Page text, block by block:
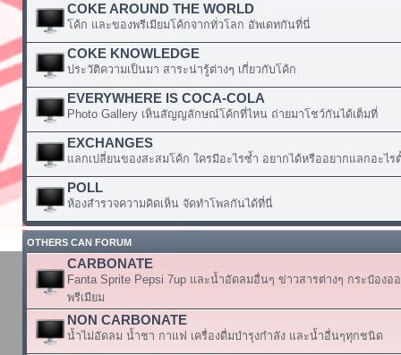
COKE AROUND THE WORLD
โค้ก และของพรีเมียมโค้กจากทั่วโลก อัพเดทกันที่นี่
COKE KNOWLEDGE
ประวัติความเป็นมา สาระน่ารู้ต่างๆ เกี่ยวกับโค้ก
EVERYWHERE IS COCA-COLA
Photo Gallery เห็นสัญญลักษณ์โค้กที่ไหน ถ่ายมาโชว์กันได้เต็มที่
EXCHANGES
แลกเปลี่ยนของสะสมโค้ก ใครมีอะไรซ้ำ อยากได้หรืออยากแลกอะไร
POLL
ห้องสำรวจความคิดเห็น จัดทำโพลกันได้ที่นี่
OTHERS CAN FORUM
CARBONATE
Fanta Sprite Pepsi 7up และน้ำอัดลมอื่นๆ ข่าวสารต่างๆ กระป๋องอ
พรีเมียม
NON CARBONATE
น้ำไม่อัดลม น้ำชา กาแฟ เครื่องดื่มบำรุงกำลัง และน้ำอื่นๆทุกชนิด